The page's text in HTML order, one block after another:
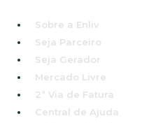
Sobre a Enliv
Seja Parceiro
Seja Gerador
Mercado Livre
2ª Via de Fatura
Central de Ajuda